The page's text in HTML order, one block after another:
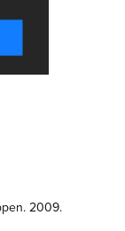
2009.